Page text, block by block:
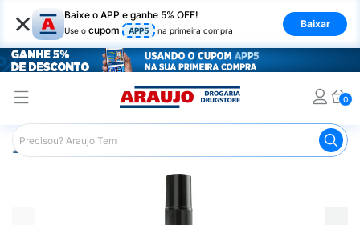
× Baixe o APP e ganhe 5% OFF!
Use o cupom APP5 na primeira compra
Baixar
0
Araujo Mercado Banheiro